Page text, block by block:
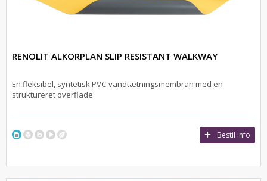
RENOLIT ALKORPLAN SLIP RESISTANT WALKWAY
En fleksibel, syntetisk PVC-vandtætningsmembran med en
struktureret overflade
Bestil info